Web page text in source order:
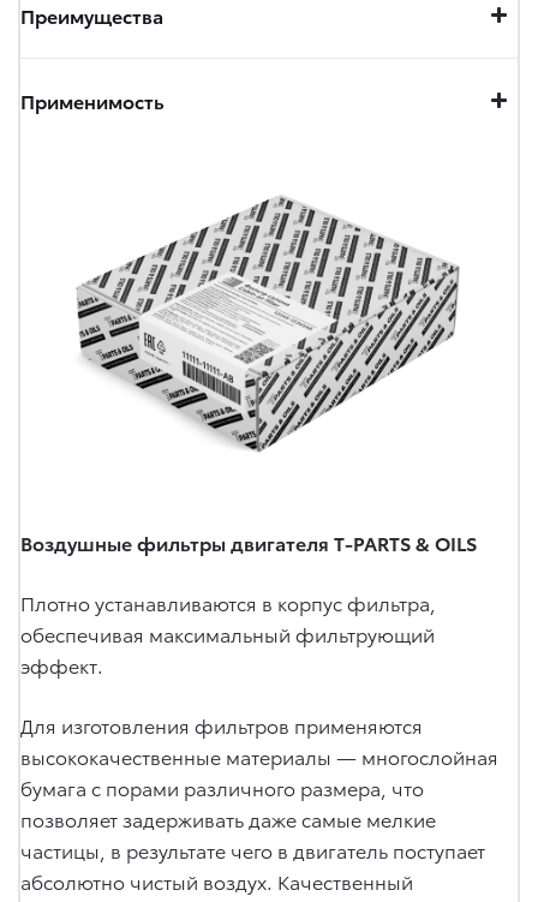
Преимущества
Применимость
Воздушные фильтры двигателя T-PARTS & OILS
Плотно устанавливаются в корпус фильтра,
обеспечивая максимальный фильтрующий
эффект.
Для изготовления фильтров применяются
высококачественные материалы — многослойная
бумага с порами различного размера, что
позволяет задерживать даже самые мелкие
частицы, в результате чего в двигатель поступает
абсолютно чистый воздух. Качественный